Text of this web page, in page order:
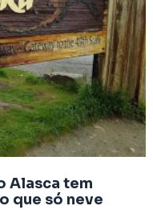
Alasca tem
que só neve